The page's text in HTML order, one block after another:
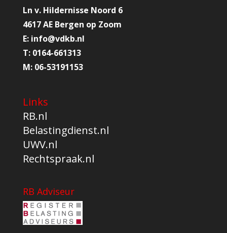
Ln v. Hildernisse Noord 6
4617 AE Bergen op Zoom
E: info@vdkb.nl
T: 0164-661313
M: 06-53191153
Links
RB.nl
Belastingdienst.nl
UWV.nl
Rechtspraak.nl
RB Adviseur